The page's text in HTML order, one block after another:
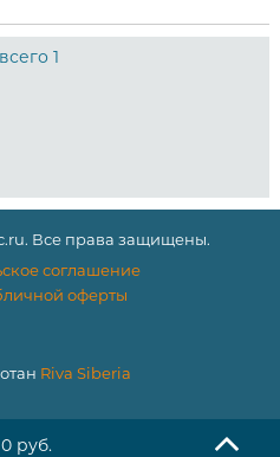
всего 1
Все права защищены.
соглашение
оферты
Riva Siberia
0 руб.